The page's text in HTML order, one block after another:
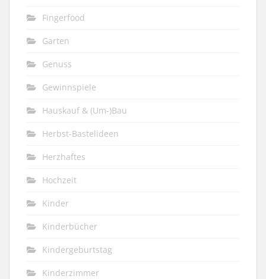
Fingerfood
Garten
Genuss
Gewinnspiele
Hauskauf & (Um-)Bau
Herbst-Bastelideen
Herzhaftes
Hochzeit
Kinder
Kinderbücher
Kindergeburtstag
Kinderzimmer